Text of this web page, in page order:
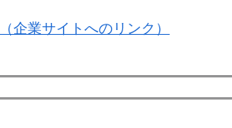
企業サイトへのリンク）